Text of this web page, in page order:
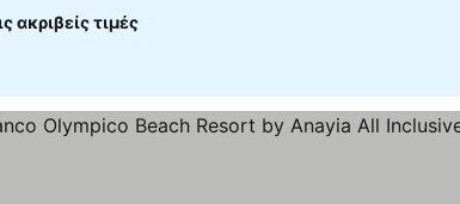
ακριβείς τιμές